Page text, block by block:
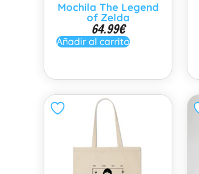
Mochila The Legend
of Zelda
64.99€
Añadir al carrito